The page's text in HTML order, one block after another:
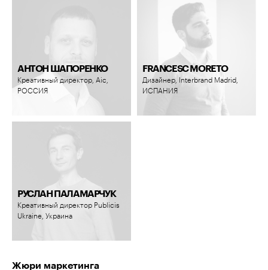
АНТОН ШАПОРЕНКО
Креативный директор, Aic,
РОССИЯ
FRANCESC MORETO
Дизайнер, Interbrand Madrid,
ИСПАНИЯ
РУСЛАН ПАЛАМАРЧУК
Креативный директор Publicis
Ukraine, Украина
Жюри маркетинга